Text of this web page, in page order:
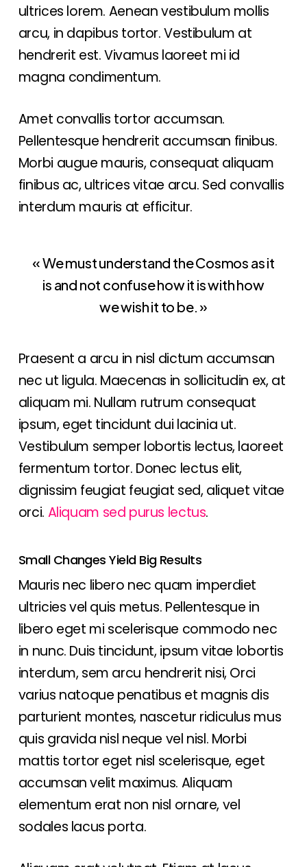
ultrices lorem. Aenean vestibulum mollis
arcu, in dapibus tortor. Vestibulum at
hendrerit est. Vivamus laoreet mi id
magna condimentum.
Amet convallis tortor accumsan.
Pellentesque hendrerit accumsan finibus.
Morbi augue mauris, consequat aliquam
finibus ac, ultrices vitae arcu. Sed convallis
interdum mauris at efficitur.
« We must understand the Cosmos as it
is and not confuse how it is with how
we wish it to be. »
Praesent a arcu in nisl dictum accumsan
nec ut ligula. Maecenas in sollicitudin ex, at
aliquam mi. Nullam rutrum consequat
ipsum, eget tincidunt dui lacinia ut.
Vestibulum semper lobortis lectus, laoreet
fermentum tortor. Donec lectus elit,
dignissim feugiat feugiat sed, aliquet vitae
orci. Aliquam sed purus lectus.
Small Changes Yield Big Results
Mauris nec libero nec quam imperdiet
ultricies vel quis metus. Pellentesque in
libero eget mi scelerisque commodo nec
in nunc. Duis tincidunt, ipsum vitae lobortis
interdum, sem arcu hendrerit nisi, Orci
varius natoque penatibus et magnis dis
parturient montes, nascetur ridiculus mus
quis gravida nisl neque vel nisl. Morbi
mattis tortor eget nisl scelerisque, eget
accumsan velit maximus. Aliquam
elementum erat non nisl ornare, vel
sodales lacus porta.